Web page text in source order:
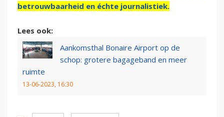
betrouwbaarheid en échte journalistiek.
Lees ook:
Aankomsthal Bonaire Airport op de
schop: grotere bagageband en meer
ruimte
13-06-2023, 16:30